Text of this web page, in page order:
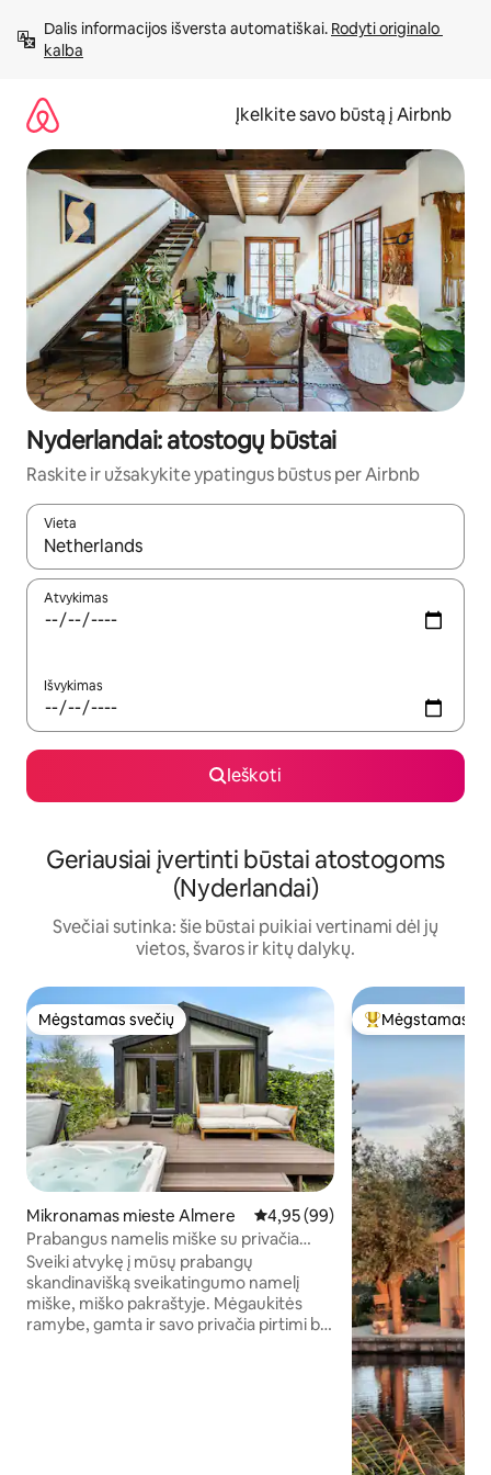
prie
turinio
Dalis informacijos išversta automatiškai. Rodyti originalo
kalba
Įkelkite savo būstą į Airbnb
Nyderlandai: atostogų būstai
Raskite ir užsakykite ypatingus būstus per Airbnb
Vieta
Kai pasirodys paieškos rezultatai, juos naršyti galite
Atvykimas
Išvykimas
Ieškoti
Geriausiai įvertinti būstai atostogoms
(Nyderlandai)
Svečiai sutinka: šie būstai puikiai vertinami dėl jų
vietos, švaros ir kitų dalykų.
Mėgstamas svečių
Mėgstamas svečių
Mikronamas mieste Almere Vidutinis įvertinimas: 4,95 iš 5,
4,95 (99)
Prabangus namelis miške su privačia
sūkurine vonia, sauna ir oro
kondicionieriumi
Sveiki atvykę į mūsų prabangų
skandinavišką sveikatingumo namelį
miške, miško pakraštyje. Mėgaukitės
ramybe, gamta ir savo privačia pirtimi bei
Svečių
Mėgstamas